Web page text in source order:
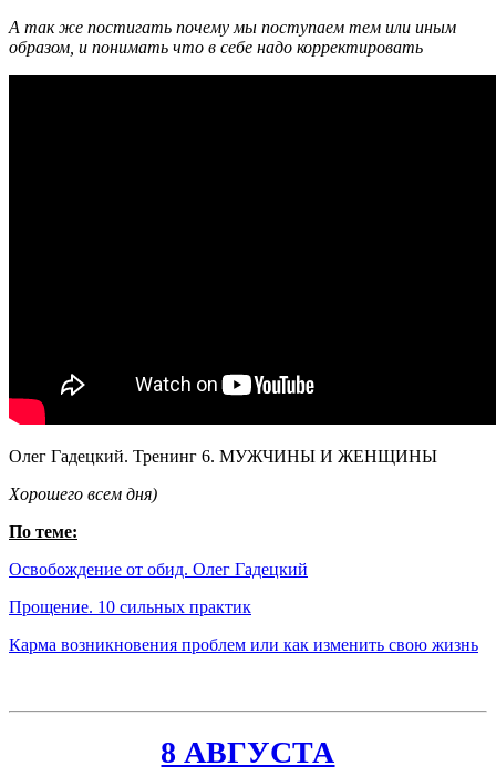
А так же постигать почему мы поступаем тем или иным
образом, и понимать что в себе надо корректировать
Олег Гадецкий. Тренинг 6. МУЖЧИНЫ И ЖЕНЩИНЫ
Хорошего всем дня)
По теме:
Освобождение от обид. Олег Гадецкий
Прощение. 10 сильных практик
Карма возникновения проблем или как изменить свою жизнь
8 АВГУСТА